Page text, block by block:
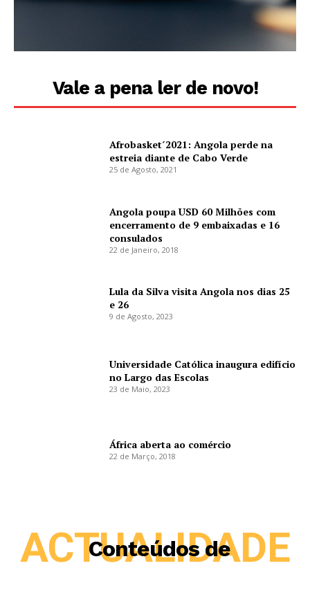
Vale a pena ler de novo!
Afrobasket´2021: Angola perde na
estreia diante de Cabo Verde
25 de Agosto, 2021
Angola poupa USD 60 Milhões com
encerramento de 9 embaixadas e 16
consulados
22 de Janeiro, 2018
Lula da Silva visita Angola nos dias 25
e 26
9 de Agosto, 2023
Universidade Católica inaugura edifício
no Largo das Escolas
23 de Maio, 2023
África aberta ao comércio
22 de Março, 2018
Conteúdos de
ACTUALIDADE